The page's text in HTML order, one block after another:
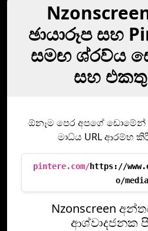
ඡායාරූප සහ
සමඟ ශ්රව්ය
සහ
ඕනෑම පෙර අපගේ ඩොමේන්
මාධ්ය URL ආරම්භ
pintere.com/https://
o/media
Nzonscreen
ආශ්වාදජනක